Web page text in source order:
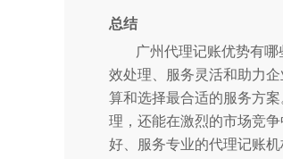
总结
广州代理记账优势有
效处理、服务灵活和助力
算和选择最合适的服务方
理，还能在激烈的市场竞
好、服务专业的代理记账